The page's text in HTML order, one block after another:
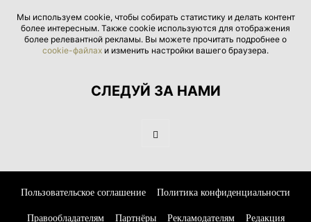
Мы используем cookie, чтобы собирать статистику и делать контент
более интересным. Также cookie используются для отображения
более релевантной рекламы. Вы можете прочитать подробнее о
cookie-файлах и изменить настройки вашего браузера.
СЛЕДУЙ ЗА НАМИ
Пользовательское соглашение Политика конфиденциальности
Правообладателям Партнёры Рекламодателям Редакция